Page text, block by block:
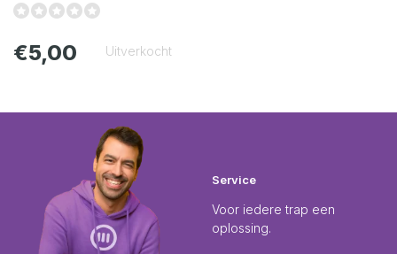
€5,00 Uitverkocht
Service
Voor iedere trap een
oplossing.